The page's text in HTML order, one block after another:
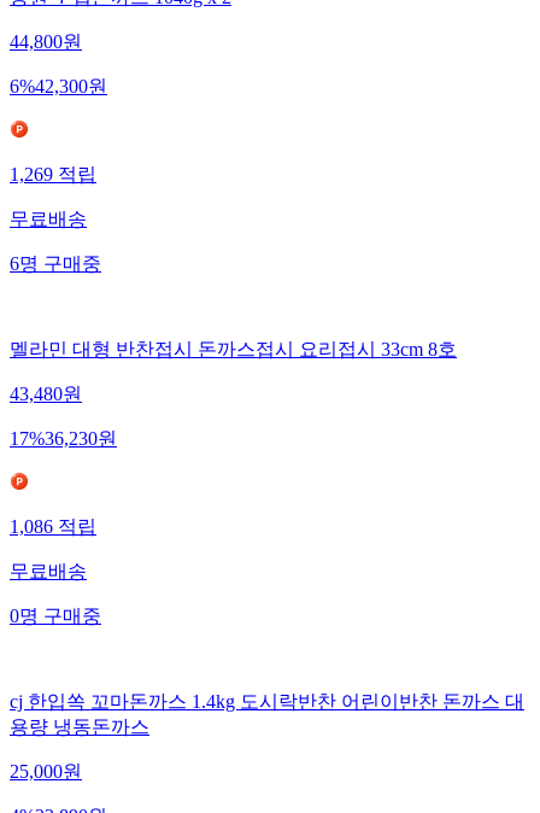
동원 ７겹돈까스 1040g x 2
44,800원
6%42,300원
1,269적립
무료배송
6명구매중
멜라민 대형 반찬접시 돈까스접시 요리접시 33cm 8호
43,480원
17%36,230원
1,086적립
무료배송
0명구매중
cj 한입쏙 꼬마돈까스 1.4kg 도시락반찬 어린이반찬 돈까스 대
용량 냉동돈까스
25,000원